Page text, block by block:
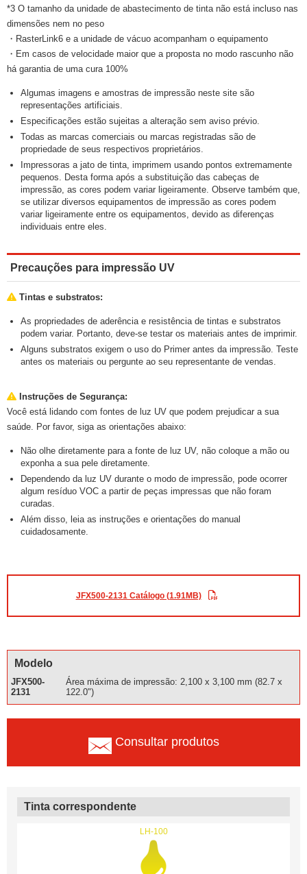
*3 O tamanho da unidade de abastecimento de tinta não está incluso nas
dimensões nem no peso
・RasterLink6 e a unidade de vácuo acompanham o equipamento
・Em casos de velocidade maior que a proposta no modo rascunho não
há garantia de uma cura 100%
Algumas imagens e amostras de impressão neste site são
representações artificiais.
Especificações estão sujeitas a alteração sem aviso prévio.
Todas as marcas comerciais ou marcas registradas são de
propriedade de seus respectivos proprietários.
Impressoras a jato de tinta, imprimem usando pontos extremamente
pequenos. Desta forma após a substituição das cabeças de
impressão, as cores podem variar ligeiramente. Observe também que,
se utilizar diversos equipamentos de impressão as cores podem
variar ligeiramente entre os equipamentos, devido as diferenças
individuais entre eles.
Precauções para impressão UV
Tintas e substratos:
As propriedades de aderência e resistência de tintas e substratos
podem variar. Portanto, deve-se testar os materiais antes de imprimir.
Alguns substratos exigem o uso do Primer antes da impressão. Teste
antes os materiais ou pergunte ao seu representante de vendas.
Instruções de Segurança:
Você está lidando com fontes de luz UV que podem prejudicar a sua
saúde. Por favor, siga as orientações abaixo:
Não olhe diretamente para a fonte de luz UV, não coloque a mão ou
exponha a sua pele diretamente.
Dependendo da luz UV durante o modo de impressão, pode ocorrer
algum resíduo VOC a partir de peças impressas que não foram
curadas.
Além disso, leia as instruções e orientações do manual
cuidadosamente.
JFX500-2131 Catálogo (1.91MB)
Modelo
JFX500-
2131
Área máxima de impressão: 2,100 x 3,100 mm (82.7 x
122.0")
Consultar produtos
Tinta correspondente
LH-100